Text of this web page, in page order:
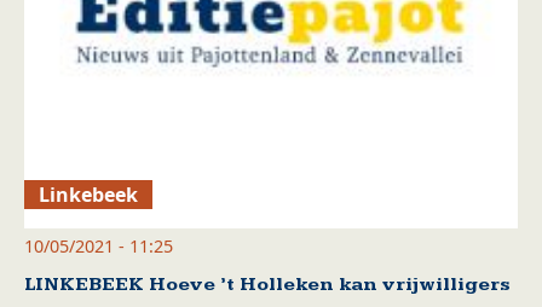
Linkebeek
10/05/2021 - 11:25
LINKEBEEK Hoeve ’t Holleken kan vrijwilligers